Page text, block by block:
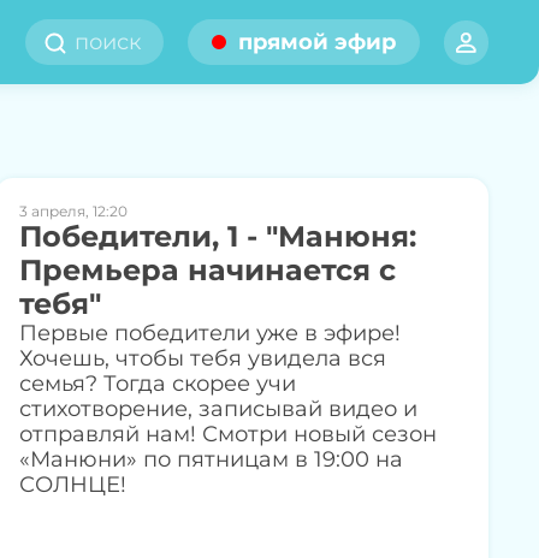
прямой эфир
3 апреля, 12:20
Победители, 1 - "Манюня:
Премьера начинается с
тебя"
Первые победители уже в эфире!
Хочешь, чтобы тебя увидела вся
семья? Тогда скорее учи
стихотворение, записывай видео и
отправляй нам! Смотри новый сезон
«Манюни» по пятницам в 19:00 на
СОЛНЦЕ!